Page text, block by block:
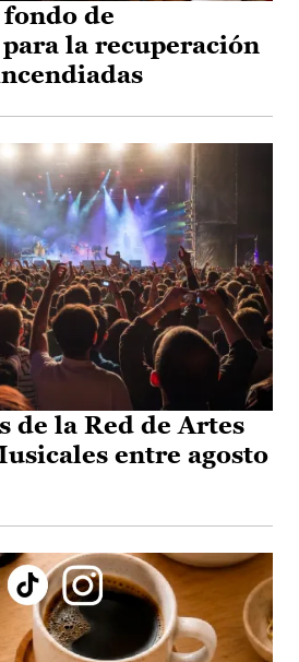
de
la recuperación
de la Red de Artes
entre agosto